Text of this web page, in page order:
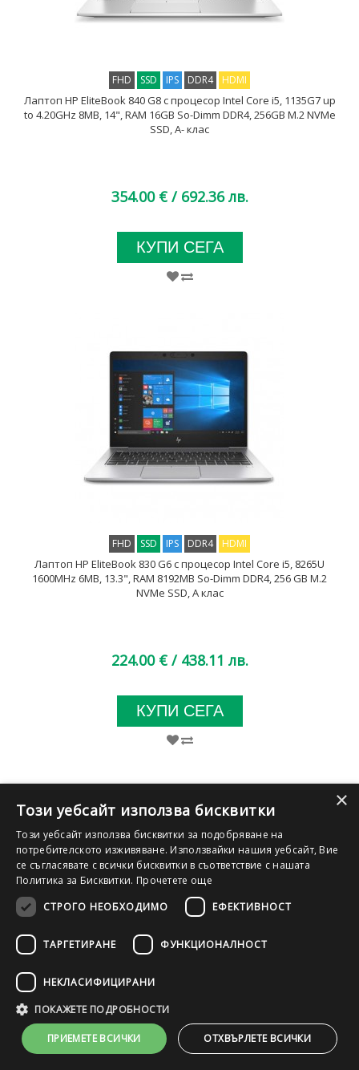
FHD SSD IPS DDR4 HDMI
Лаптоп HP EliteBook 840 G8 с процесор Intel Core i5, 1135G7 up
to 4.20GHz 8MB, 14", RAM 16GB So-Dimm DDR4, 256GB M.2 NVMe
SSD, A- клас
354.00 € / 692.36 лв.
КУПИ СЕГА
FHD SSD IPS DDR4 HDMI
Лаптоп HP EliteBook 830 G6 с процесор Intel Core i5, 8265U
1600MHz 6MB, 13.3", RAM 8192MB So-Dimm DDR4, 256 GB M.2
NVMe SSD, A клас
224.00 € / 438.11 лв.
КУПИ СЕГА
FHD SSD IPS
Лаптоп HP EliteBook 840 G6 с процесор Intel Core i7 8665U
1900MHz 8MB, 14", RAM 8GB So-Dimm DDR4, 256GB M.2 NVMe
SSD, A- клас
×
Този уебсайт използва бисквитки
Този уебсайт използва бисквитки за подобряване на
потребителското изживяване. Използвайки нашия уебсайт, Вие
се съгласявате с всички бисквитки в съответствие с нашата
Политика за Бисквитки. Прочетете още
СТРОГО НЕОБХОДИМО
ЕФЕКТИВНОСТ
ТАРГЕТИРАНЕ ФУНКЦИОНАЛНОСТ
НЕКЛАСИФИЦИРАНИ
ПОКАЖЕТЕ ПОДРОБНОСТИ
ПРИЕМЕТЕ ВСИЧКИ ОТХВЪРЛЕТЕ ВСИЧКИ